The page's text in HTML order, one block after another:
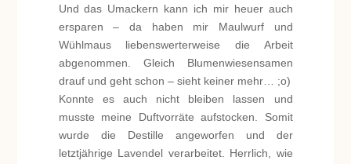
Und das Umackern kann ich mir heuer auch
ersparen – da haben mir Maulwurf und
Wühlmaus liebenswerterweise die Arbeit
abgenommen. Gleich Blumenwiesensamen
drauf und geht schon – sieht keiner mehr… ;o)
Konnte es auch nicht bleiben lassen und
musste meine Duftvorräte aufstocken. Somit
wurde die Destille angeworfen und der
letztjährige Lavendel verarbeitet. Herrlich, wie